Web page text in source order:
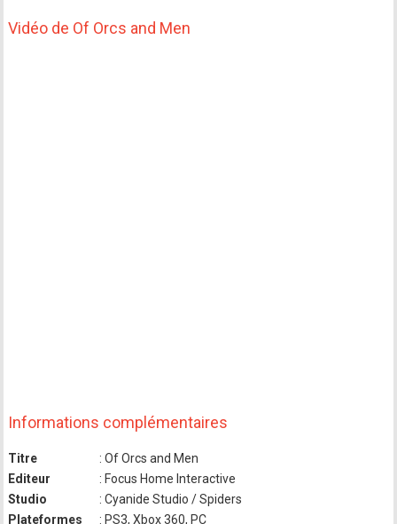
Vidéo de Of Orcs and Men
Informations complémentaires
Titre
: Of Orcs and Men
Editeur
: Focus Home Interactive
Studio
: Cyanide Studio / Spiders
Plateformes
: PS3, Xbox 360, PC